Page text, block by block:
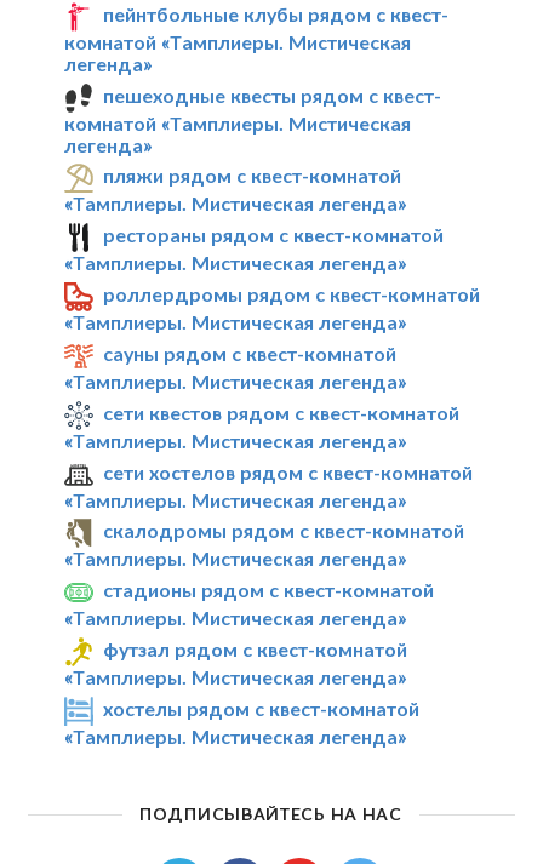
пейнтбольные клубы рядом с квест-
комнатой «Тамплиеры. Мистическая
легенда»
пешеходные квесты рядом с квест-
комнатой «Тамплиеры. Мистическая
легенда»
пляжи рядом с квест-комнатой
«Тамплиеры. Мистическая легенда»
рестораны рядом с квест-комнатой
«Тамплиеры. Мистическая легенда»
роллердромы рядом с квест-комнатой
«Тамплиеры. Мистическая легенда»
сауны рядом с квест-комнатой
«Тамплиеры. Мистическая легенда»
сети квестов рядом с квест-комнатой
«Тамплиеры. Мистическая легенда»
сети хостелов рядом с квест-комнатой
«Тамплиеры. Мистическая легенда»
скалодромы рядом с квест-комнатой
«Тамплиеры. Мистическая легенда»
стадионы рядом с квест-комнатой
«Тамплиеры. Мистическая легенда»
футзал рядом с квест-комнатой
«Тамплиеры. Мистическая легенда»
хостелы рядом с квест-комнатой
«Тамплиеры. Мистическая легенда»
ПОДПИСЫВАЙТЕСЬ НА НАС